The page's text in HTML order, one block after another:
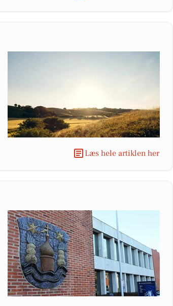
Læs hele artiklen her